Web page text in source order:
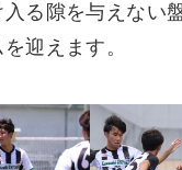
る隙を与えない
迎えます。